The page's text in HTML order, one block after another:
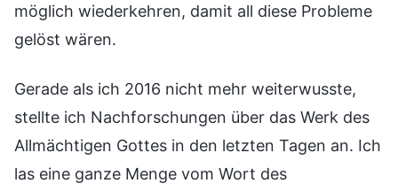
möglich wiederkehren, damit all diese Probleme
gelöst wären.
Gerade als ich 2016 nicht mehr weiterwusste,
stellte ich Nachforschungen über das Werk des
Allmächtigen Gottes in den letzten Tagen an. Ich
las eine ganze Menge vom Wort des